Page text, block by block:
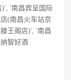
'南昌宾呈国际
(南昌火车站京
王阁店)', '南昌
智好酒